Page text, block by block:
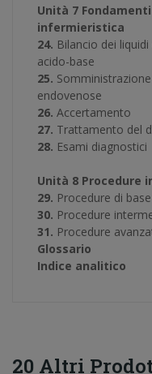
Unità 7
infermieristica
24. Bilancio dei
acido-base
25.
endovenose
26. Accertamento
27. Trattamento del
28. Esami diagnostici
Unità 8 Procedure
29. Procedure di base
30. Procedure
31. Procedure
Glossario
Indice analitico
20 Altri